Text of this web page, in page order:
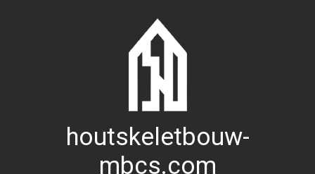
houtskeletbouw-
mbcs.com